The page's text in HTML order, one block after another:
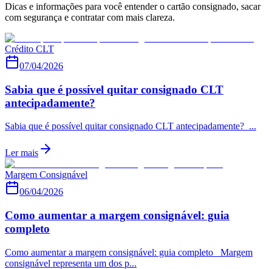
Dicas e informações para você entender o cartão consignado, sacar
com segurança e contratar com mais clareza.
Crédito CLT
07/04/2026
Sabia que é possível quitar consignado CLT
antecipadamente?
Sabia que é possível quitar consignado CLT antecipadamente? ...
Ler mais
Margem Consignável
06/04/2026
Como aumentar a margem consignável: guia
completo
Como aumentar a margem consignável: guia completo Margem
consignável representa um dos p...